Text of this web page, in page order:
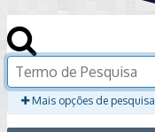
Mais opções de pesquisa